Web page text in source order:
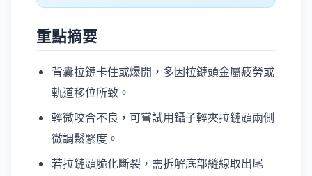
重點摘要
背囊拉鏈卡住或爆開，多因拉鏈頭金屬疲勞或
軌道移位所致。
輕微咬合不良，可嘗試用鑷子輕夾拉鏈頭兩側
微調鬆緊度。
若拉鏈頭脆化斷裂，需拆解底部縫線取出尾